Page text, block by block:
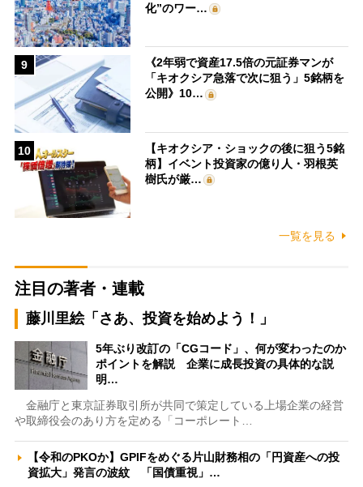
化”のワー…
9
《2年弱で資産17.5倍の元証券マンが
「キオクシア急落で次に狙う」5銘柄を
公開》10…
10
【キオクシア・ショックの後に狙う5銘
柄】イベント投資家の億り人・羽根英
樹氏が厳…
一覧を見る
注目の著者・連載
藤川里絵「さあ、投資を始めよう！」
5年ぶり改訂の「CGコード」、何が変わったのか
ポイントを解説 企業に成長投資の具体的な説
明…
金融庁と東京証券取引所が共同で策定している上場企業の経営
や取締役会のあり方を定める「コーポレート…
【令和のPKOか】GPIFをめぐる片山財務相の「円資産への投
資拡大」発言の波紋 「国債重視」…